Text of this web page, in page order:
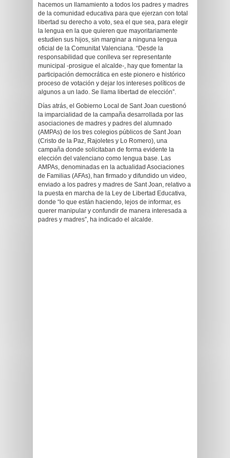
hacemos un llamamiento a todos los padres y madres
de la comunidad educativa para que ejerzan con total
libertad su derecho a voto, sea el que sea, para elegir
la lengua en la que quieren que mayoritariamente
estudien sus hijos, sin marginar a ninguna lengua
oficial de la Comunitat Valenciana. “Desde la
responsabilidad que conlleva ser representante
municipal -prosigue el alcalde-, hay que fomentar la
participación democrática en este pionero e histórico
proceso de votación y dejar los intereses políticos de
algunos a un lado. Se llama libertad de elección”.
Días atrás, el Gobierno Local de Sant Joan cuestionó
la imparcialidad de la campaña desarrollada por las
asociaciones de madres y padres del alumnado
(AMPAs) de los tres colegios públicos de Sant Joan
(Cristo de la Paz, Rajoletes y Lo Romero), una
campaña donde solicitaban de forma evidente la
elección del valenciano como lengua base. Las
AMPAs, denominadas en la actualidad Asociaciones
de Familias (AFAs), han firmado y difundido un video,
enviado a los padres y madres de Sant Joan, relativo a
la puesta en marcha de la Ley de Libertad Educativa,
donde “lo que están haciendo, lejos de informar, es
querer manipular y confundir de manera interesada a
padres y madres”, ha indicado el alcalde.